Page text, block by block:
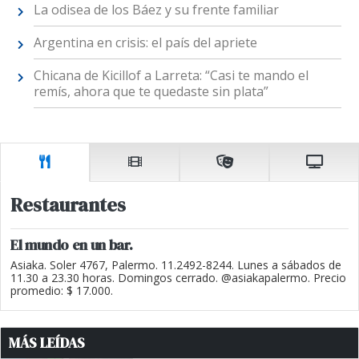
La odisea de los Báez y su frente familiar
Argentina en crisis: el país del apriete
Chicana de Kicillof a Larreta: “Casi te mando el
remís, ahora que te quedaste sin plata”
Restaurantes
El mundo en un bar.
Asiaka. Soler 4767, Palermo. 11.2492-8244. Lunes a sábados de
11.30 a 23.30 horas. Domingos cerrado. @asiakapalermo. Precio
promedio: $ 17.000.
MÁS LEÍDAS